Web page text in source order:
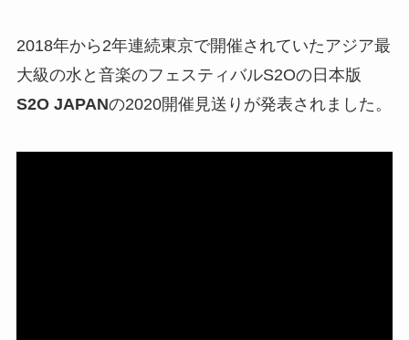
2018年から2年連続東京で開催されていたアジア最
大級の水と音楽のフェスティバルS2Oの日本版
S2O JAPANの2020開催見送りが発表されました。